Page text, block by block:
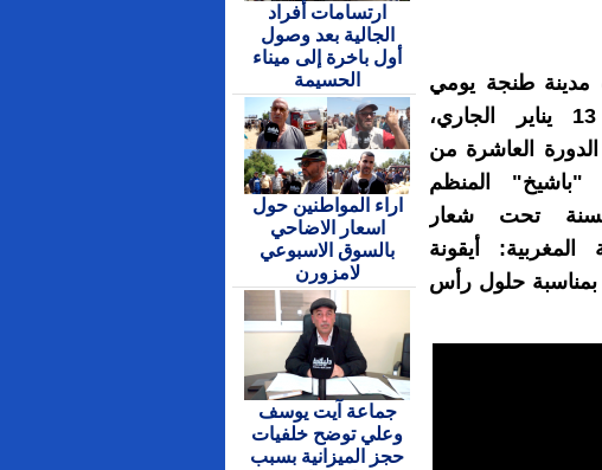
مدينة طنجة يومي
12 و 13 يناير الجاري،
الدورة العاشرة من
"باشيخ" المنظم
تحت شعار
المغربية: أيقونة
بمناسبة حلول رأس
ارتسامات أفراد
الجالية بعد وصول
أول باخرة إلى ميناء
الحسيمة
اراء المواطنين حول
اسعار الاضاحي
بالسوق الاسبوعي
لامزورن
جماعة آيت يوسف
وعلي توضح خلفيات
حجز الميزانية بسبب